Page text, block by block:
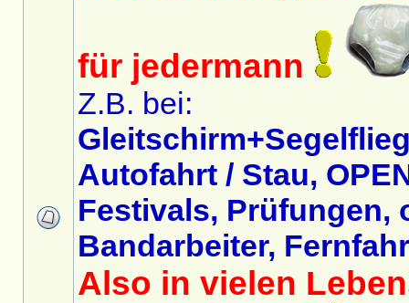
für jedermann
Z.B. bei:
Autofahrt / Stau,
Festivals, Prüfungen,
Bandarbeiter,
Also in vielen